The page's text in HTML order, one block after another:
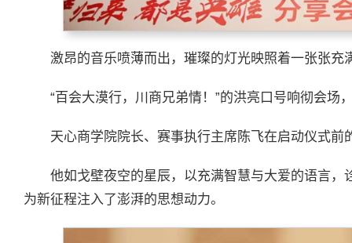
激昂的音乐喷薄而出，璀璨的灯光映照着一张张充
“百会大漠行，川商兄弟情！”的洪亮口号响彻会场
天心商学院院长、赛事执行主席陈飞在启动仪式
他如戈壁夜空的星辰，以充满智慧与大爱的语言，
为新征程注入了澎湃的思想动力。